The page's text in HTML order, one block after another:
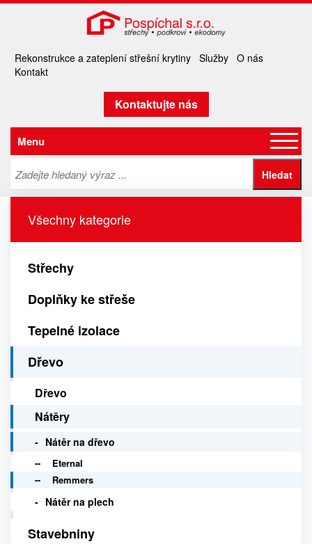
Rekonstrukce a zateplení střešní krytiny Služby O nás
Kontakt
Kontaktujte nás
Menu
Všechny kategorie
Střechy
Doplňky ke střeše
Tepelné izolace
Dřevo
Dřevo
Nátěry
Nátěr na dřevo
Eternal
Remmers
Nátěr na plech
Stavebniny